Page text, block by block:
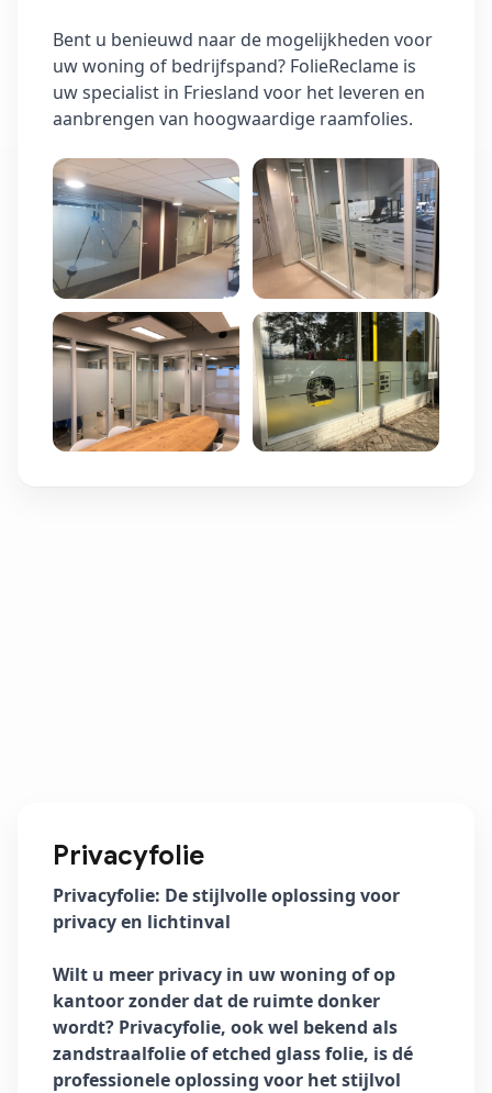
Bent u benieuwd naar de mogelijkheden voor
uw woning of bedrijfspand? FolieReclame is
uw specialist in Friesland voor het leveren en
aanbrengen van hoogwaardige raamfolies.
Privacyfolie
Privacyfolie: De stijlvolle oplossing voor
privacy en lichtinval
Wilt u meer privacy in uw woning of op
kantoor zonder dat de ruimte donker
wordt? Privacyfolie, ook wel bekend als
zandstraalfolie of etched glass folie, is dé
professionele oplossing voor het stijlvol